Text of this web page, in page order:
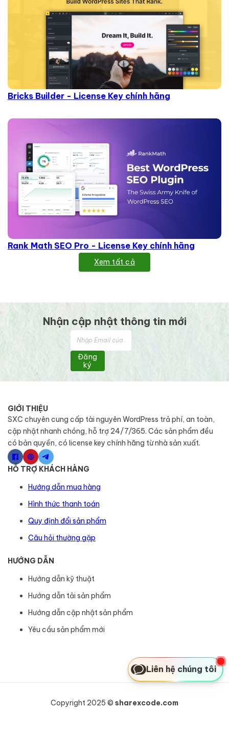
Bricks Builder - License Key chính hãng
Rank Math SEO Pro - License Key chính hãng
Xem tất cả
Nhận cập nhật thông tin mới
Đăng
ký
GIỚI THIỆU
SXC chuyên cung cấp tài nguyên WordPress trả phí, an toàn,
cập nhật nhanh chóng, hỗ trợ 24/7/365. Các sản phẩm đều
có bản quyền, có license key chính hãng từ nhà sản xuất.
HỖ TRỢ KHÁCH HÀNG
Hướng dẫn mua hàng
Hình thức thanh toán
Quy định đổi sản phẩm
Câu hỏi thường gặp
HƯỚNG DẪN
Hướng dẫn kỹ thuật
Hướng dẫn tải sản phẩm
Hướng dẫn cập nhật sản phẩm
Yêu cầu sản phẩm mới
Copyright 2025 © sharexcode.com
Liên hệ chúng tôi